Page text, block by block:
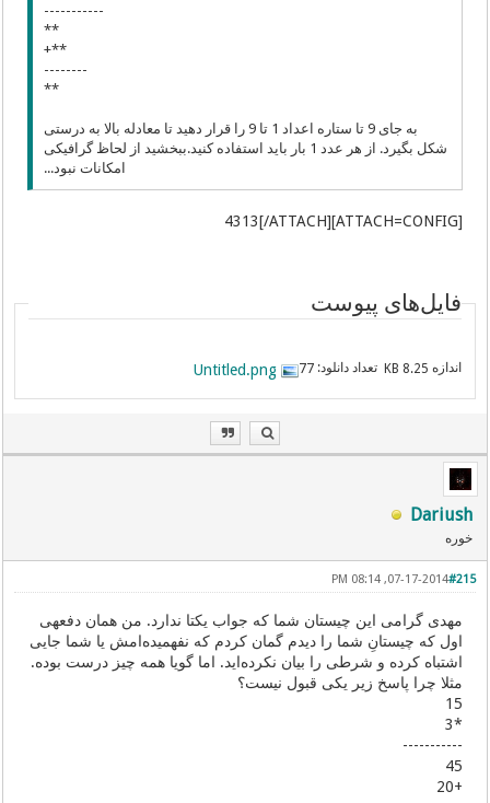
-----------
**
**+
--------
**
به جای 9 تا ستاره اعداد 1 تا 9 را قرار دهید تا معادله بالا به درستی
شکل بگیرد. از هر عدد 1 بار باید استفاده کنید.ببخشید از لحاظ گرافیکی
امکانات نبود...
[ATTACH=CONFIG]4313[/ATTACH]
فایل‌های پیوست
Untitled.png اندازه 8.25 KB تعداد دانلود:77
Dariush
خوره
#215
07-17-2014, 08:14 PM
مهدی گرامی این چیستان شما که جواب یکتا ندارد. من همان دفعهی‌
اول که چیستانِ شما را دیدم گمان کردم که نفهمیده‌امش یا شما جایی
اشتباه کرده و شرطی را بیان نکرده‌اید. اما گویا همه چیز درست بوده.
مثلا چرا پاسخ زیر یکی قبول نیست؟
15
*3
-----------
45
+20